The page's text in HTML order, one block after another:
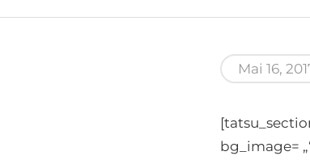
Mai 16,
bg_image=